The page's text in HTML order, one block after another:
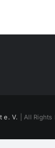
e. V. | All Rights